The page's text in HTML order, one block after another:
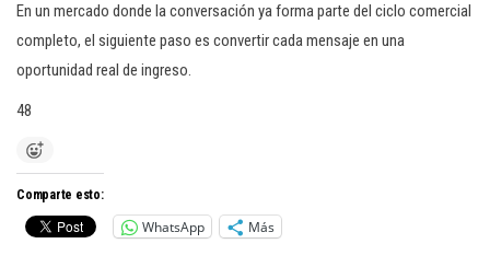
En un mercado donde la conversación ya forma parte del ciclo comercial
completo, el siguiente paso es convertir cada mensaje en una
oportunidad real de ingreso.
48
Comparte esto:
WhatsApp Más